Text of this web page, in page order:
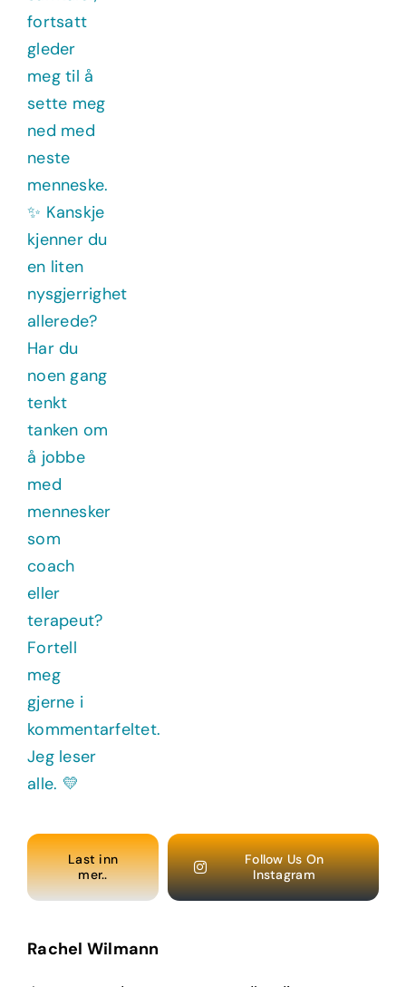
Last inn
mer..
Follow Us On
Instagram
Rachel Wilmann